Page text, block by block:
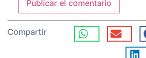
Compartir